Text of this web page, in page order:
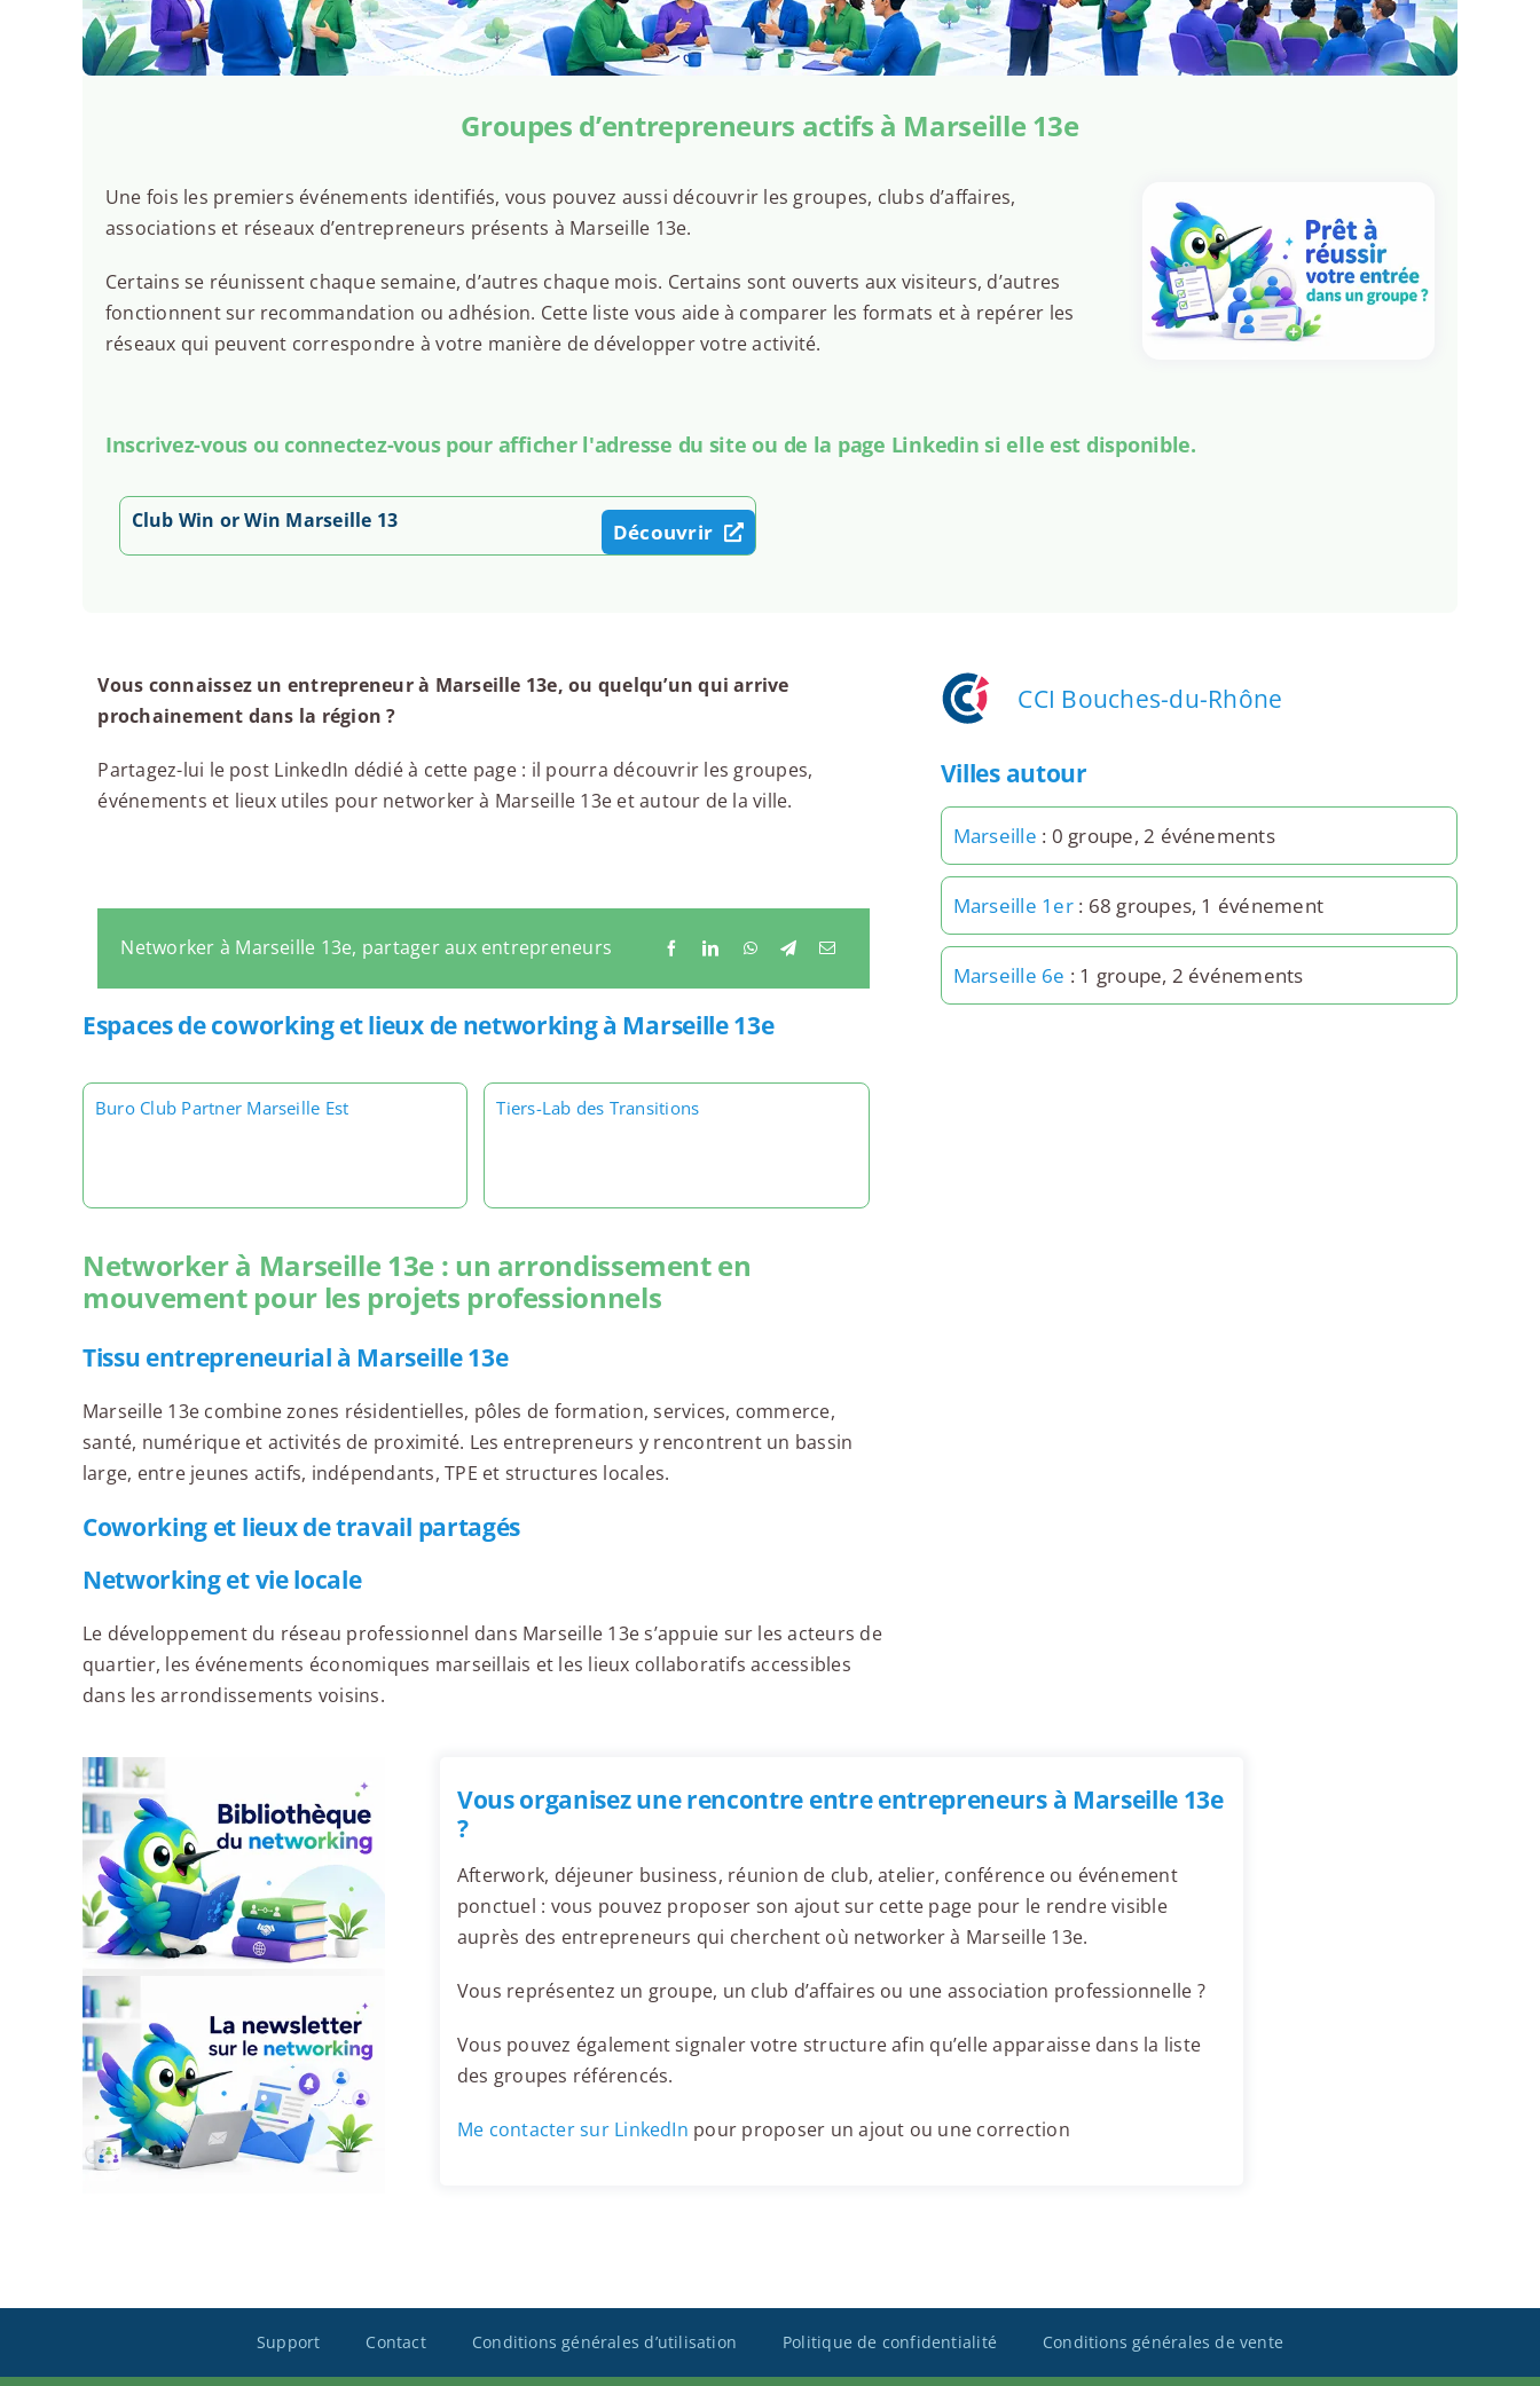
Groupes d’entrepreneurs actifs à Marseille 13e
Une fois les premiers événements identifiés, vous pouvez aussi découvrir les groupes, clubs d’affaires,
associations et réseaux d’entrepreneurs présents à Marseille 13e.
Certains se réunissent chaque semaine, d’autres chaque mois. Certains sont ouverts aux visiteurs, d’autres
fonctionnent sur recommandation ou adhésion. Cette liste vous aide à comparer les formats et à repérer les
réseaux qui peuvent correspondre à votre manière de développer votre activité.
Inscrivez-vous ou connectez-vous pour afficher l'adresse du site ou de la page Linkedin si elle est disponible.
Club Win or Win Marseille 13 Découvrir
Vous connaissez un entrepreneur à Marseille 13e, ou quelqu’un qui arrive
prochainement dans la région ?
Partagez-lui le post LinkedIn dédié à cette page : il pourra découvrir les groupes,
événements et lieux utiles pour networker à Marseille 13e et autour de la ville.
Networker à Marseille 13e, partager aux entrepreneurs
Espaces de coworking et lieux de networking à Marseille 13e
Buro Club Partner Marseille Est Tiers-Lab des Transitions
Networker à Marseille 13e : un arrondissement en
mouvement pour les projets professionnels
Tissu entrepreneurial à Marseille 13e
Marseille 13e combine zones résidentielles, pôles de formation, services, commerce,
santé, numérique et activités de proximité. Les entrepreneurs y rencontrent un bassin
large, entre jeunes actifs, indépendants, TPE et structures locales.
Coworking et lieux de travail partagés
Networking et vie locale
Le développement du réseau professionnel dans Marseille 13e s’appuie sur les acteurs de
quartier, les événements économiques marseillais et les lieux collaboratifs accessibles
dans les arrondissements voisins.
CCI Bouches-du-Rhône
Villes autour
Marseille : 0 groupe, 2 événements
Marseille 1er: 68 groupes, 1 événement
Marseille 6e : 1 groupe, 2 événements
Vous organisez une rencontre entre entrepreneurs à Marseille 13e
?
Afterwork, déjeuner business, réunion de club, atelier, conférence ou événement
ponctuel : vous pouvez proposer son ajout sur cette page pour le rendre visible
auprès des entrepreneurs qui cherchent où networker à Marseille 13e.
Vous représentez un groupe, un club d’affaires ou une association professionnelle ?
Vous pouvez également signaler votre structure afin qu’elle apparaisse dans la liste
des groupes référencés.
Me contacter sur LinkedIn pour proposer un ajout ou une correction
Support Contact Conditions générales d’utilisation Politique de confidentialité Conditions générales de vente